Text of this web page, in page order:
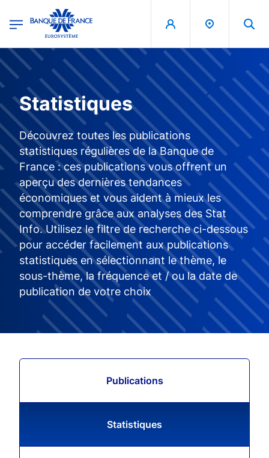
Banque de France - Menu Principal
Statistiques
Découvrez toutes les publications
statistiques régulières de la Banque de
France : ces publications vous offrent un
aperçu des dernières tendances
économiques et vous aident à mieux les
comprendre grâce aux analyses des Stat
Info. Utilisez le filtre de recherche ci-dessous
pour accéder facilement aux publications
statistiques en sélectionnant le thème, le
sous-thème, la fréquence et / ou la date de
publication de votre choix
Publications
Statistiques